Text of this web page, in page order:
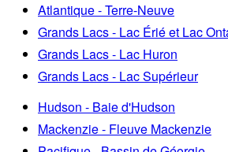
Atlantique - Terre-Neuve
Grands Lacs - Lac Érié et Lac
Grands Lacs - Lac Huron
Grands Lacs - Lac Supérieur
Hudson - Baie d'Hudson
Mackenzie - Fleuve Mackenzie